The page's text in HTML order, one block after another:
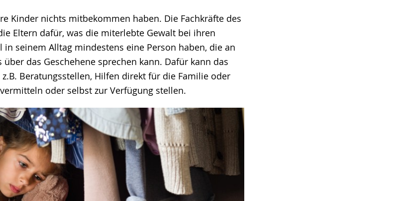
Kinder nichts mitbekommen haben. Die Fachkräfte des
Eltern dafür, was die miterlebte Gewalt bei ihren
in seinem Alltag mindestens eine Person haben, die an
das Geschehene sprechen kann. Dafür kann das
Beratungsstellen, Hilfen direkt für die Familie oder
oder selbst zur Verfügung stellen.